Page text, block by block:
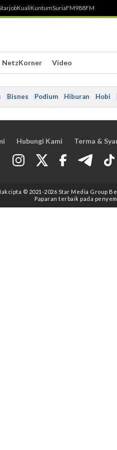
KualiKuntumSuriaFM988FM
NetzKorner Video
Bisnes Podium Hiburan Hobi
Hubungi Kami Terma &
© 2021 -2026 Star Media Group
Paparan terbaik pada